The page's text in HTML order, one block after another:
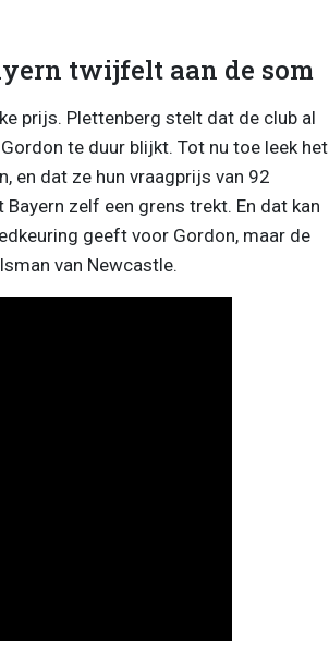
twijfelt aan de som
prijs. Plettenberg stelt dat de club al
te duur blijkt. Tot nu toe leek het
en dat ze hun vraagprijs van 92
zelf een grens trekt. En dat kan
geeft voor Gordon, maar de
van Newcastle.